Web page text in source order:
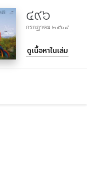
๔๙๖
กรกฎาคม ๒๕๖๙
ดูเนื้อหาในเล่ม